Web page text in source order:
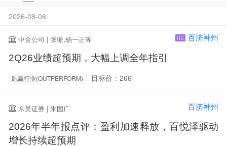
2026-08-06
中金公司 | 张琎,杨一正等 HK 百济神州
2Q26业绩超预期，大幅上调全年指引
跑赢行业(OUTPERFORM) 目标价：266
东吴证券 | 朱国广 百济神州
2026年半年报点评：盈利加速释放，百悦泽驱动
增长持续超预期